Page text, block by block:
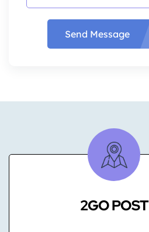
Send Message
2GO POST